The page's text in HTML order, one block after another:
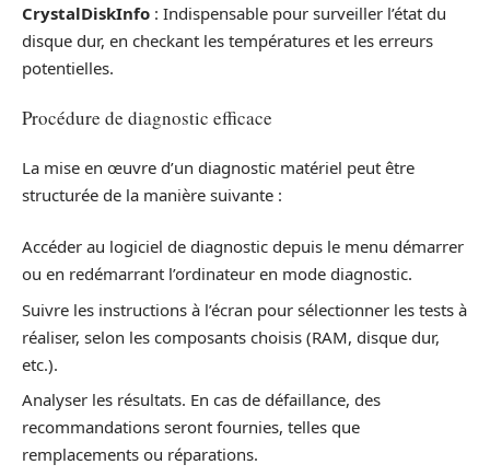
CrystalDiskInfo : Indispensable pour surveiller l’état du
disque dur, en checkant les températures et les erreurs
potentielles.
Procédure de diagnostic efficace
La mise en œuvre d’un diagnostic matériel peut être
structurée de la manière suivante :
Accéder au logiciel de diagnostic depuis le menu démarrer
ou en redémarrant l’ordinateur en mode diagnostic.
Suivre les instructions à l’écran pour sélectionner les tests à
réaliser, selon les composants choisis (RAM, disque dur,
etc.).
Analyser les résultats. En cas de défaillance, des
recommandations seront fournies, telles que
remplacements ou réparations.